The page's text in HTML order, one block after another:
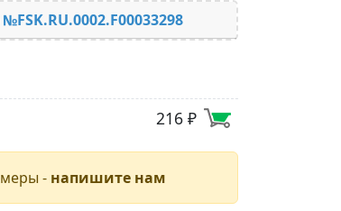
216 ₽
- напишите нам